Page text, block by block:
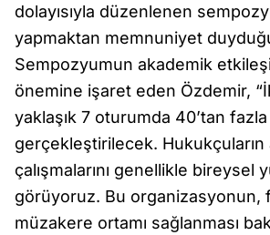
dolayısıyla düzenlenen
yapmaktan memnuniyet
Sempozyumun akademik
önemine işaret eden Özdemir,
yaklaşık 7 oturumda 40’tan
gerçekleştirilecek. Hukukçuların
çalışmalarını genellikle bireysel
görüyoruz. Bu organizasyonun,
müzakere ortamı sağlanması